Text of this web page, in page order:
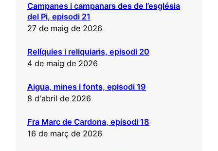
Campanes i campanars des de l’església
del Pi, episodi 21
27 de maig de 2026
Relíquies i reliquiaris, episodi 20
4 de maig de 2026
Aigua, mines i fonts, episodi 19
8 d'abril de 2026
Fra Marc de Cardona, episodi 18
16 de març de 2026